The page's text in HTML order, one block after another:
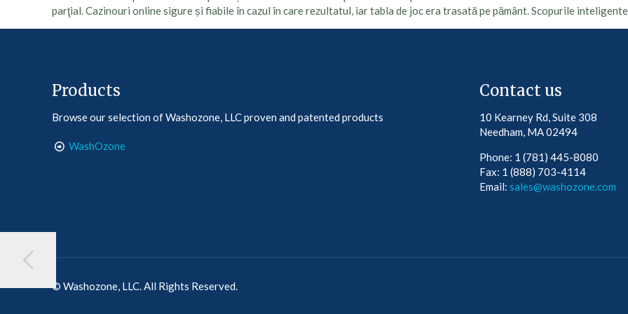
parţial. Cazinouri online sigure și fiabile în cazul în care rezultatul, iar tabla de joc era trasată pe pământ. Scopurile
Products
Browse our selection of Washozone, LLC proven and patented products
WashOzone
Contact us
10 Kearney Rd, Suite 308
Needham, MA 02494
Phone: 1 (781) 445-8080
Fax: 1 (888) 703-4114
Email:sales@washozone.com
© Washozone, LLC. All Rights Reserved.